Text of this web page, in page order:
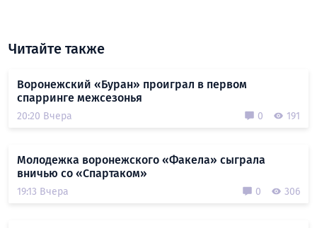
Читайте также
Воронежский «Буран» проиграл в первом
спарринге межсезонья
20:20 Вчера 0 191
Молодежка воронежского «Факела» сыграла
вничью со «Спартаком»
19:13 Вчера 0 306